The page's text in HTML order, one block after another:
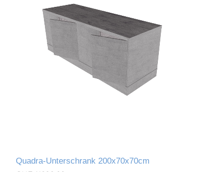
Quadra-Unterschrank 200x70x70cm